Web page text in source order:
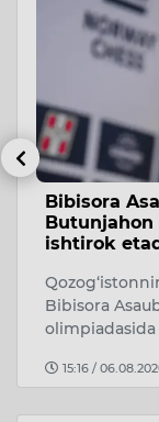
Bibisora
ishtirok
Bibisora
15:16 /